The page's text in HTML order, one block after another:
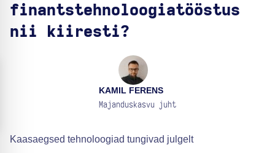
finantstehnoloogiatööstus
nii kiiresti?
KAMIL FERENS
Majanduskasvu juht
Kaasaegsed tehnoloogiad tungivad julgelt